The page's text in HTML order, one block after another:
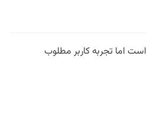
اما تجربه کاربر مطلوب